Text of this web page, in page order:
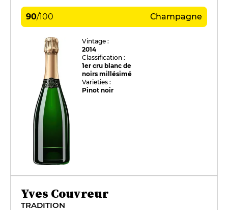
90/100 Champagne
Vintage :
2014
Classification :
1er cru blanc de
noirs millésimé
Varieties :
Pinot noir
Yves Couvreur
TRADITION